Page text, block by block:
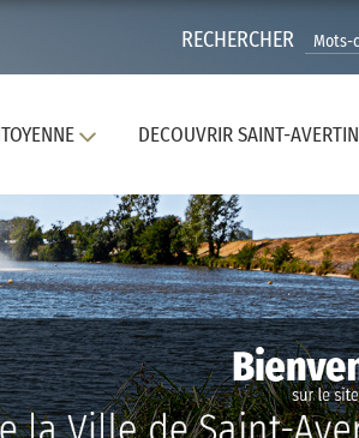
RECHERCHER
DECOUVRIR SAINT-AVERTIN